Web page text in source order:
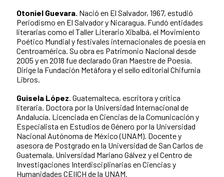
Otoniel Guevara. Nació en El Salvador, 1967, estudió
Periodismo en El Salvador y Nicaragua. Fundó entidades
literarias como el Taller Literario Xibalbá, el Movimiento
Poético Mundial y festivales internacionales de poesía en
Centroamérica. Su obra es Patrimonio Nacional desde
2005 y en 2018 fue declarado Gran Maestre de Poesía.
Dirige la Fundación Metáfora y el sello editorial Chifurnia
Libros.
Guisela López. Guatemalteca, escritora y crítica
literaria. Doctora por la Universidad Internacional de
Andalucía. Licenciada en Ciencias de la Comunicación y
Especialista en Estudios de Género por la Universidad
Nacional Autónoma de México (UNAM). Docente y
asesora de Postgrado en la Universidad de San Carlos de
Guatemala, Universidad Mariano Gálvez y el Centro de
Investigaciones Interdisciplinarias en Ciencias y
Humanidades CEIICH de la UNAM.